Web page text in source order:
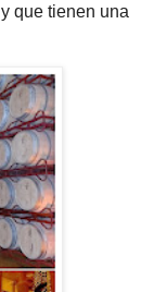
que tienen una